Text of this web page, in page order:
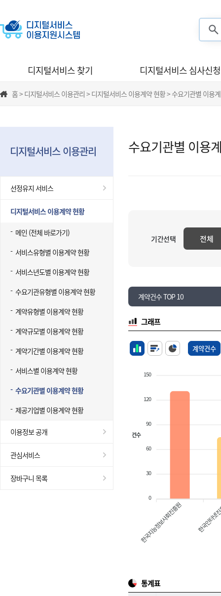
디지털서비스 찾기 디지털서비스 심사신청
홈 > 디지털서비스 이용관리 > 디지털서비스 이용계약 현황 > 수요기관별 이용
디지털서비스 이용관리
선정유지 서비스
디지털서비스 이용계약 현황
메인 (전체 바로가기)
서비스유형별 이용계약 현황
서비스년도별 이용계약 현황
수요기관유형별 이용계약 현황
계약유형별 이용계약 현황
계약규모별 이용계약 현황
계약기간별 이용계약 현황
서비스별 이용계약 현황
수요기관별 이용계약 현황
제공기업별 이용계약 현황
이용정보 공개
관심서비스
장바구니 목록
수요기관별 이용
기간선택 전체
계약건수 TOP 10
그래프
계약건수
150
120
90
60
30
0
건수
한국지능정보사회진흥원 한국인
통계표